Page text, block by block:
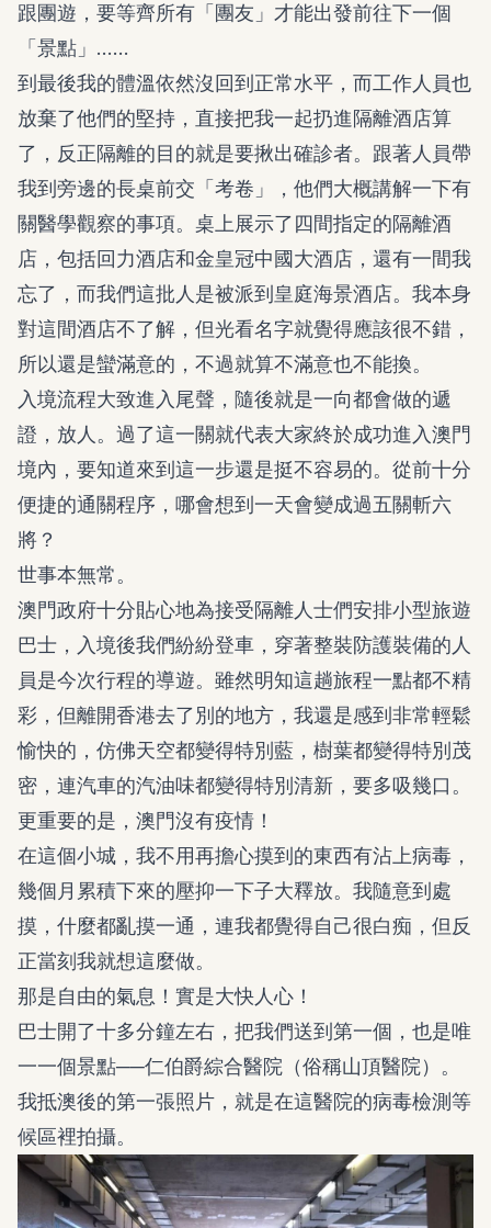
跟團遊，要等齊所有「團友」才能出發前往下一個
「景點」……
到最後我的體溫依然沒回到正常水平，而工作人員也
放棄了他們的堅持，直接把我一起扔進隔離酒店算
了，反正隔離的目的就是要揪出確診者。跟著人員帶
我到旁邊的長桌前交「考卷」，他們大概講解一下有
關醫學觀察的事項。桌上展示了四間指定的隔離酒
店，包括回力酒店和金皇冠中國大酒店，還有一間我
忘了，而我們這批人是被派到皇庭海景酒店。我本身
對這間酒店不了解，但光看名字就覺得應該很不錯，
所以還是蠻滿意的，不過就算不滿意也不能換。
入境流程大致進入尾聲，隨後就是一向都會做的遞
證，放人。過了這一關就代表大家終於成功進入澳門
境內，要知道來到這一步還是挺不容易的。從前十分
便捷的通關程序，哪會想到一天會變成過五關斬六
將？
世事本無常。
澳門政府十分貼心地為接受隔離人士們安排小型旅遊
巴士，入境後我們紛紛登車，穿著整裝防護裝備的人
員是今次行程的導遊。雖然明知這趟旅程一點都不精
彩，但離開香港去了別的地方，我還是感到非常輕鬆
愉快的，仿佛天空都變得特別藍，樹葉都變得特別茂
密，連汽車的汽油味都變得特別清新，要多吸幾口。
更重要的是，澳門沒有疫情！
在這個小城，我不用再擔心摸到的東西有沾上病毒，
幾個月累積下來的壓抑一下子大釋放。我隨意到處
摸，什麼都亂摸一通，連我都覺得自己很白痴，但反
正當刻我就想這麼做。
那是自由的氣息！實是大快人心！
巴士開了十多分鐘左右，把我們送到第一個，也是唯
一一個景點──仁伯爵綜合醫院（俗稱山頂醫院）。
我抵澳後的第一張照片，就是在這醫院的病毒檢測等
候區裡拍攝。